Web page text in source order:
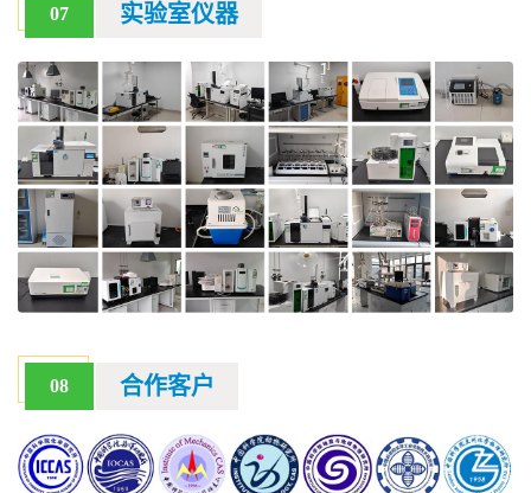
07 实验室仪器
08 合作客户